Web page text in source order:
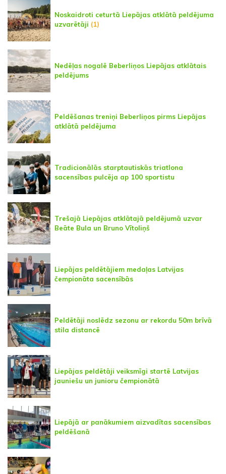
Noskaidroti ceturtā Liepājas atklātā peldējuma
uzvarētāji (1)
Nedēļas nogalē Beberliņos Liepājas atklātais
peldējums
Peldēšanas treniņi Beberliņos pirms Liepājas
atklātā peldējuma
Tradicionālās starptautiskās triatlona
sacensības pulcēja ap 100 sportistu
Trešajā Liepājas atklātajā peldējumā uzvar
Beāte Bula un Bruno Vītoliņš
Liepājas peldētājiem medaļas Latvijas
čempionāta sacensībās
Peldētāji noslēdz sezonu ar rekordu 50m brīvā
stila distancē
Liepājas peldētāji veiksmīgi startē Latvijas
jauniešu un junioru čempionātā
Liepājā ar panākumiem aizvadītas sacensības
peldēšanā